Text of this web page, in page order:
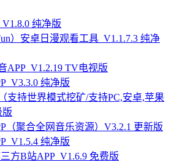
纯净版
）安卓日漫观看工具_V1.1.7.3 纯净
APP_V1.2.19 TV电视版
纯净版
支持世界模式挖矿/支持PC,安卓,苹果
版
（聚合全网音乐资源）V3.2.1 更新版
纯净版
方B站APP_V1.6.9 免费版